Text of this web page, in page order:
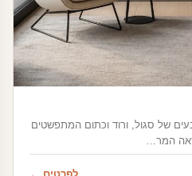
של סגול, ורוד וכתום המתפשטים
המר…